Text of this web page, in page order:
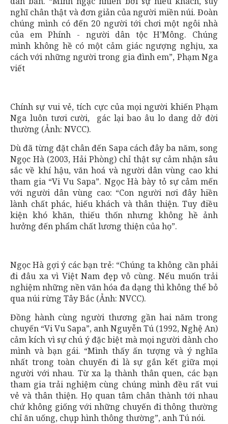
nghĩ chân thật và đơn giản của người miền núi. Đoàn
chúng mình có đến 20 người tới chơi một ngôi nhà
của em Phính - người dân tộc H’Mông. Chúng
mình không hề có một cảm giác ngượng nghịu, xa
cách với những người trong gia đình em”, Phạm Nga
viết
Chính sự vui vẻ, tích cực của mọi người khiến Phạm
Nga luôn tươi cười, gác lại bao âu lo dang dở đời
thường (Ảnh: NVCC).
Dù đã từng đặt chân đến Sapa cách đây ba năm, song
Ngọc Hà (2003, Hải Phòng) chỉ thật sự cảm nhận sâu
sắc về khí hậu, văn hoá và người dân vùng cao khi
tham gia “Vi Vu Sapa”. Ngọc Hà bày tỏ sự cảm mến
với người dân vùng cao: “Con người nơi đây hiền
lành chất phác, hiếu khách và thân thiện. Tuy điều
kiện khó khăn, thiếu thốn nhưng không hề ảnh
hưởng đến phẩm chất lương thiện của họ”.
Ngọc Hà gợi ý các bạn trẻ: “Chúng ta không cần phải
đi đâu xa vì Việt Nam đẹp vô cùng. Nếu muốn trải
nghiệm những nền văn hóa đa dạng thì không thể bỏ
qua núi rừng Tây Bắc (Ảnh: NVCC).
Đồng hành cùng người thương gần hai năm trong
chuyến “Vi Vu Sapa”, anh Nguyễn Tú (1992, Nghệ An)
cảm kích vì sự chú ý đặc biệt mà mọi người dành cho
mình và bạn gái. “Mình thấy ấn tượng và ý nghĩa
nhất trong toàn chuyến đi là sự gắn kết giữa mọi
người với nhau. Từ xa lạ thành thân quen, các bạn
tham gia trải nghiệm cùng chúng mình đều rất vui
vẻ và thân thiện. Họ quan tâm chân thành tới nhau
chứ không giống với những chuyến đi thông thường
chỉ ăn uống, chụp hình thông thường”, anh Tú nói.